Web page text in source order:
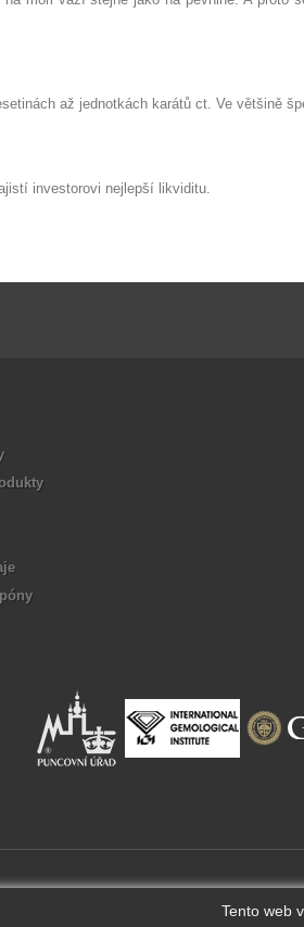
až jednotkách karátů ct. Ve většině
investorovi nejlepší likviditu.
Tento web